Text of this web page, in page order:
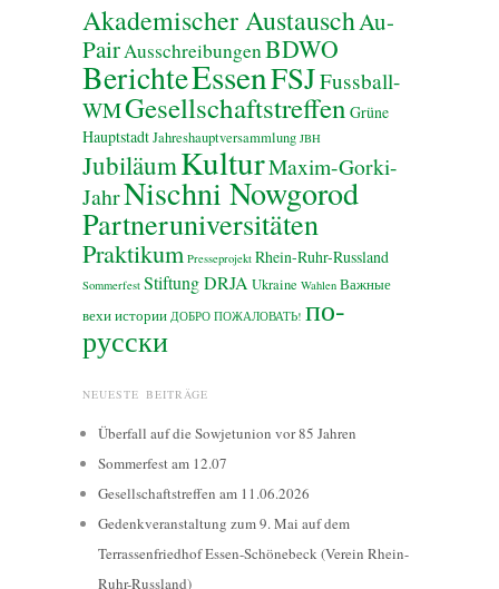
Akademischer AustauschAu-
PairAusschreibungenBDWO
BerichteEssenFSJFussball-
WMGesellschaftstreffen Grüne
HauptstadtJahreshauptversammlung JBH
JubiläumKulturMaxim-Gorki-
JahrNischni Nowgorod
Partneruniversitäten
Praktikum Presseprojekt Rhein-Ruhr-Russland
Sommerfest Stiftung DRJA Ukraine Wahlen Важные
вехи истории ДОБРО ПОЖАЛОВАТЬ! по-
русски
NEUESTE BEITRÄGE
Überfall auf die Sowjetunion vor 85 Jahren
Sommerfest am 12.07
Gesellschaftstreffen am 11.06.2026
Gedenkveranstaltung zum 9. Mai auf dem
Terrassenfriedhof Essen-Schönebeck (Verein Rhein-
Ruhr-Russland)